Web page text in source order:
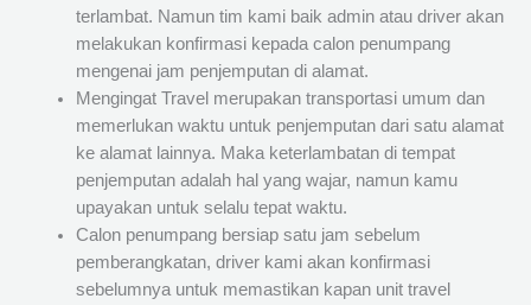
terlambat. Namun tim kami baik admin atau driver akan
melakukan konfirmasi kepada calon penumpang
mengenai jam penjemputan di alamat.
Mengingat Travel merupakan transportasi umum dan
memerlukan waktu untuk penjemputan dari satu alamat
ke alamat lainnya. Maka keterlambatan di tempat
penjemputan adalah hal yang wajar, namun kamu
upayakan untuk selalu tepat waktu.
Calon penumpang bersiap satu jam sebelum
pemberangkatan, driver kami akan konfirmasi
sebelumnya untuk memastikan kapan unit travel